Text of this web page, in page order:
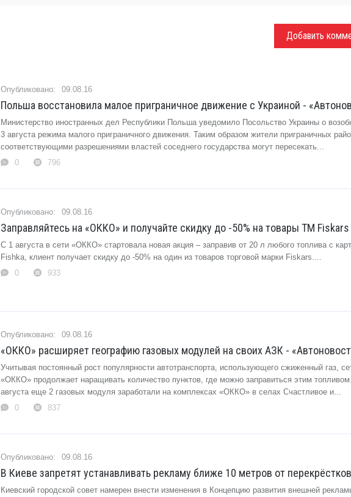
Добавить
09.08.16
Польша восстановила малое приграничное движение с Украиной -
Министерство иностранных дел Республики Польша уведомило Посольство Украины о
3 августа режима малого приграничного движения. Таким образом жители приграничных
соответствующими разрешениями властей соседнего государства могут пересекать...
0
796
09.08.16
Заправляйтесь на «ОККО» и получайте скидку до -50% на товары ТМ Fiskars
С 1 августа в сети «ОККО» стартовала новая акция – заправив от 20 л любого топлива с
Fishka, клиент получает скидку до -50% на один из товаров торговой марки Fiskars....
0
933
09.08.16
«ОККО» расширяет географию газовых модулей на своих АЗК -
Учитывая постоянный рост популярности автотранспорта, использующего сжиженный газ,
«ОККО» продолжает наращивать количество пунктов, где можно заправиться этим
августа еще 2 газовых модуля заработали на комплексах «ОККО» в селах Счастливое и...
0
837
09.08.16
В Киеве запретят устанавливать рекламу ближе 10 метров от
Киевский городской совет намерен внести изменения в Концепцию развития внешней